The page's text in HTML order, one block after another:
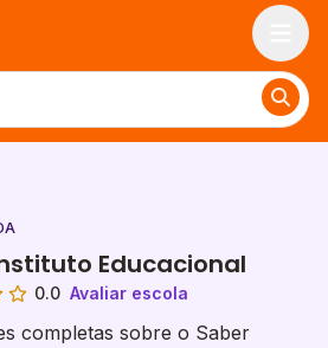
Educacional
0.0 Avaliar escola
completas sobre o Saber